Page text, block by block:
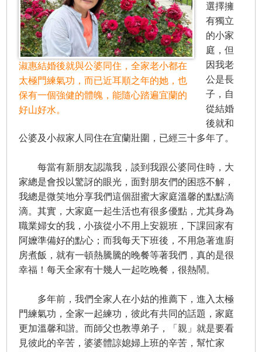
淑惠結婚後就與公婆同住，全家老小都在
太極門練氣功，而已近耳順之年的她，也
保有一個強健的體魄，能隨心踏遍宜蘭的
好山好水。
選擇擁
有獨立
的小家
庭，但
因我老
公是長
子，自
從結婚
後就和
公婆及小叔家人同住在宜蘭壯圍，已經三十多年了。
每當有新朋友認識我，談到我跟公婆同住時，大
家總是會投以驚訝的眼光，面對朋友們的困惑不解，
我總是微笑地分享我們這個甜蜜大家庭溫馨的點點滴
滴。其實，大家庭一起生活也有很多優點，尤其身為
職業婦女的我，小孩從小不用上安親班，下課回家有
阿嬤準備好的點心；而我每天下班後，不用急著進廚
房煮飯，就有一頓熱騰騰的晚餐等著我們，真的是很
幸福！每天全家有十幾人一起吃晚餐，很熱鬧。
多年前，我們全家人在小姑的推薦下，進入太極
門練氣功，全家一起練功，彼此有共同的話題，家庭
更加溫馨和諧。而師父也教導弟子，「親」就是要看
見彼此的辛苦，婆婆體諒媳婦上班的辛苦，幫忙家